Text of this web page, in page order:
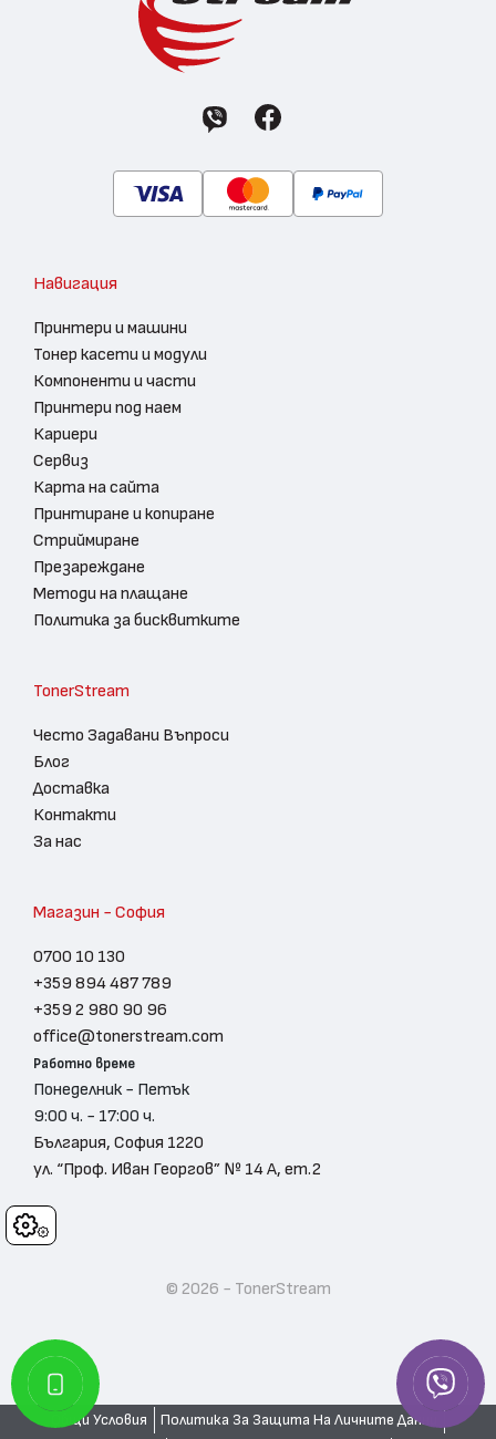
Cookies
Навигация
Принтери и машини
Тонер касети и модули
Компоненти и части
Принтери под наем
Кариери
Сервиз
Карта на сайта
Принтиране и копиране
Стриймиране
Презареждане
Методи на плащане
Политика за бисквитките
TonerStream
Често Задавани Въпроси
Блог
Доставка
Контакти
За нас
Магазин - София
0700 10 130
+359 894 487 789
+359 2 980 90 96
office@tonerstream.com
Работно време
Понеделник - Петък
9:00 ч. - 17:00 ч.
България, София 1220
ул. “Проф. Иван Георгов” № 14 А, ет.2
© 2026 - TonerStream
Общи Условия Политика За Защита На Личните Данни